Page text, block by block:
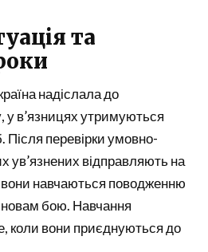
та
надіслала до
у в’язницях утримуються
Після перевірки умовно-
ув’язнених відправляють на
вони навчаються поводженню
бою. Навчання
коли вони приєднуються до